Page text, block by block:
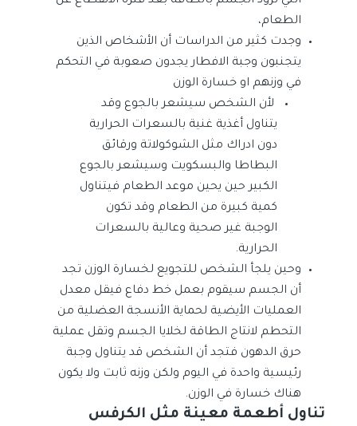
الطعام،
وجدت كثير من الدراسات أن الأشخاص الذين
يتجنبون وجبة الافطار يجدون صعوبة في التحكم
في وزنهم او خسارة الوزن
لأن الشخص سيشعر بالجوع وقد
يتناول أغذية غنية بالسعرات الحرارية
دون ادراك مثل الشوكولاتة ورقائق
البطاطا والبسكويت وسيشعر بالجوع
الكبير حين يحين موعد الطعام فيتناول
كمية كبيرة من الطعام وقد تكون
الوجبة غير صحية وعالية بالسعرات
الحرارية.
وحين يلجأ الشخص للتجويع لخسارة الوزن تجد
أن الجسم سيقوم بعمل خط دفاع فيقل معدل
العمليات الأيضية لحماية الأنسجة العضلية من
التحطم لانتاج الطاقة لخلايا الجسم وتقل عملية
حرق الدهون فتجد أن الشخص قد يتناول وجبة
رئيسية واحدة في اليوم ولكن وزنه ثابت ولا يكون
هناك خسارة في الوزن.
تناول أطعمة معينة مثل الكرفس